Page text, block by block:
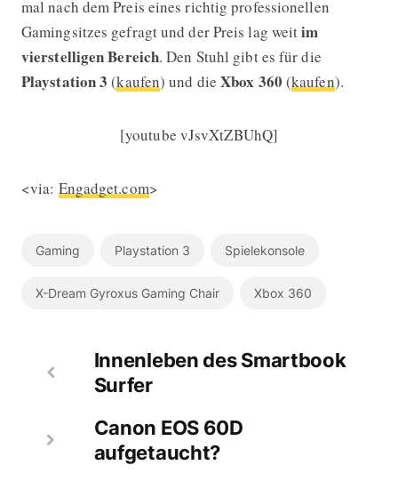
mal nach dem Preis eines richtig professionellen
Gamingsitzes gefragt und der Preis lag weitim
vierstelligen Bereich. Den Stuhl gibt es für die
Playstation 3 (kaufen) und dieXbox 360 (kaufen).
[youtube vJsvXtZBUhQ]
<via: Engadget.com>
Gaming Playstation 3 Spielekonsole
X-Dream Gyroxus Gaming Chair Xbox 360
Innenleben des Smartbook
Surfer
Canon EOS 60D
aufgetaucht?